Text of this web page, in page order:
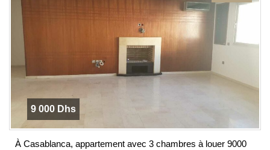
9 000 Dhs
À Casablanca, appartement avec 3 chambres à louer 9000